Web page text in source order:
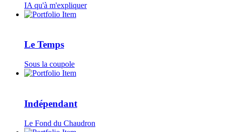
IA qu'à m'expliquer
Le Temps
Sous la coupole
Indépendant
Le Fond du Chaudron